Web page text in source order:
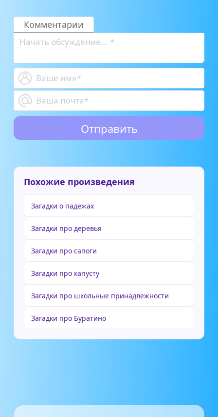
Комментарии
Похожие произведения
Загадки о падежах
Загадки про деревья
Загадки про сапоги
Загадки про капусту
Загадки про школьные принадлежности
Загадки про Буратино